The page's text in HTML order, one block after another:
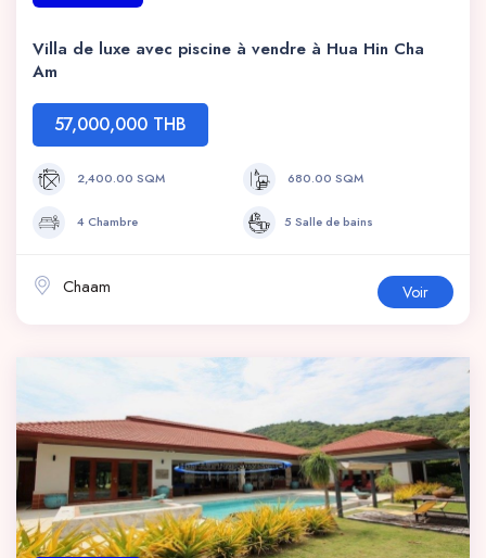
Villa de luxe avec piscine à vendre à Hua Hin Cha
Am
57,000,000 THB
2,400.00 SQM 680.00 SQM
4 Chambre 5 Salle de bains
Chaam Voir